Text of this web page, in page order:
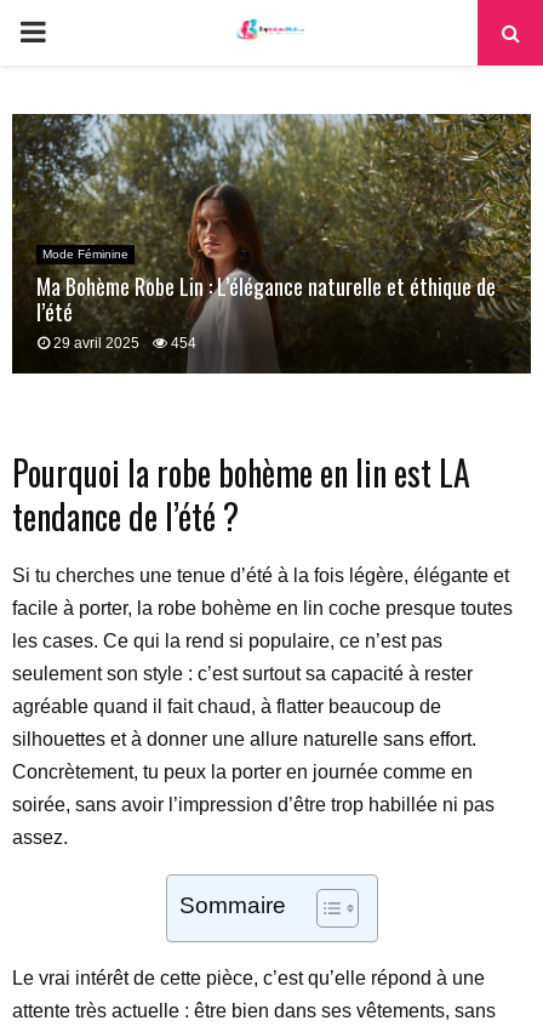
PRIMARY
Mode Féminine
Ma Bohème Robe Lin : L’élégance naturelle et éthique de
l’été
29 avril 2025 454
Pourquoi la robe bohème en lin est LA
tendance de l’été ?
Si tu cherches une tenue d’été à la fois légère, élégante et
facile à porter, la robe bohème en lin coche presque toutes
les cases. Ce qui la rend si populaire, ce n’est pas
seulement son style : c’est surtout sa capacité à rester
agréable quand il fait chaud, à flatter beaucoup de
silhouettes et à donner une allure naturelle sans effort.
Concrètement, tu peux la porter en journée comme en
soirée, sans avoir l’impression d’être trop habillée ni pas
assez.
Sommaire
Le vrai intérêt de cette pièce, c’est qu’elle répond à une
attente très actuelle : être bien dans ses vêtements, sans